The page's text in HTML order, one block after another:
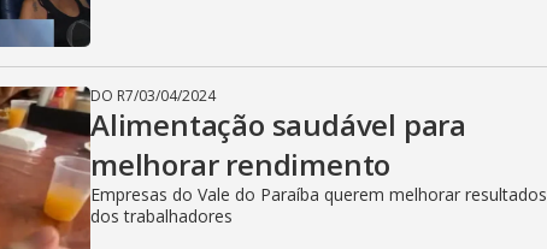
DO R7/03/04/2024
Alimentação saudável para
melhorar rendimento
Empresas do Vale do Paraíba querem melhorar resultados
dos trabalhadores